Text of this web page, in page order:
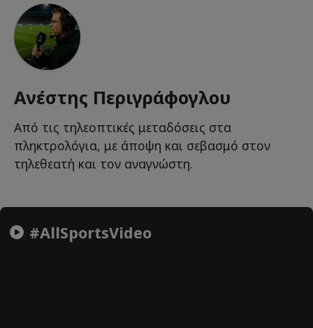
Ανέστης Περιγράφογλου
Από τις τηλεοπτικές μεταδόσεις στα
πληκτρολόγια, με άποψη και σεβασμό στον
τηλεθεατή και τον αναγνώστη.
#AllSportsVideo